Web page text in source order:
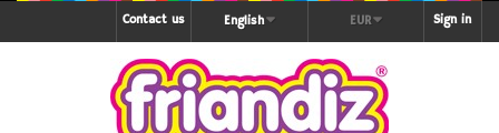
Sign in
EUR
English
Contact us